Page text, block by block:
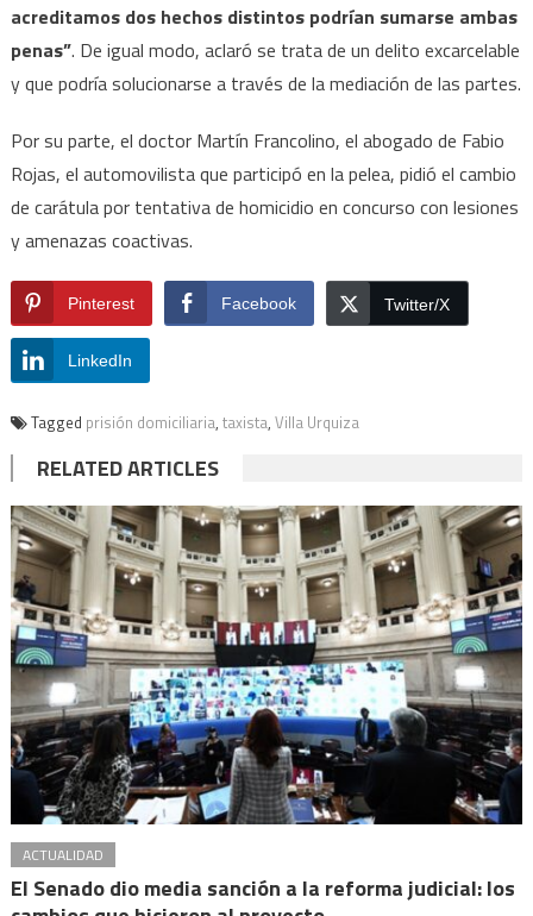
acreditamos dos hechos distintos podrían sumarse ambas
penas”. De igual modo, aclaró se trata de un delito excarcelable
y que podría solucionarse a través de la mediación de las partes.
Por su parte, el doctor Martín Francolino, el abogado de Fabio
Rojas, el automovilista que participó en la pelea, pidió el cambio
de carátula por tentativa de homicidio en concurso con lesiones
y amenazas coactivas.
Pinterest Facebook Twitter/X
LinkedIn
Tagged prisión domiciliaria, taxista, Villa Urquiza
RELATED ARTICLES
ACTUALIDAD
El Senado dio media sanción a la reforma judicial: los